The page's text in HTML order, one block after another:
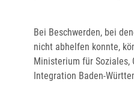
Bei Beschwerden, bei
nicht abhelfen konnte,
Ministerium für Soziales,
Integration Baden-